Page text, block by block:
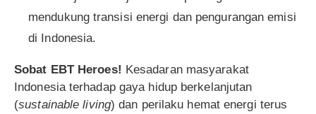
mendukung transisi energi dan pengurangan emisi
di Indonesia.
Sobat EBT Heroes! Kesadaran masyarakat
Indonesia terhadap gaya hidup berkelanjutan
(sustainable living) dan perilaku hemat energi terus